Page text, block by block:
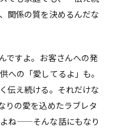
関係の質を決めるんだな
ですよ。お客さんへの発
への「愛してるよ」も。
伝え続ける。それだけな
りの愛を込めたラブレタ
ね——そんな話にもなり